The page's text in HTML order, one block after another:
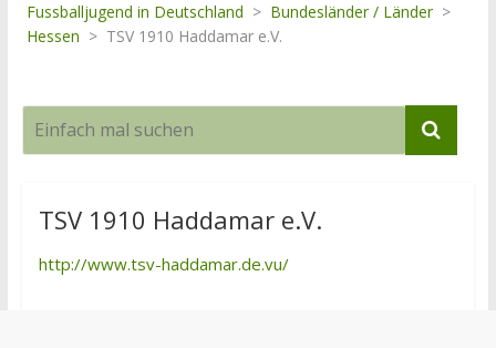
Fussballjugend in Deutschland > Bundesländer / Länder >
Hessen > TSV 1910 Haddamar e.V.
TSV 1910 Haddamar e.V.
http://www.tsv-haddamar.de.vu/